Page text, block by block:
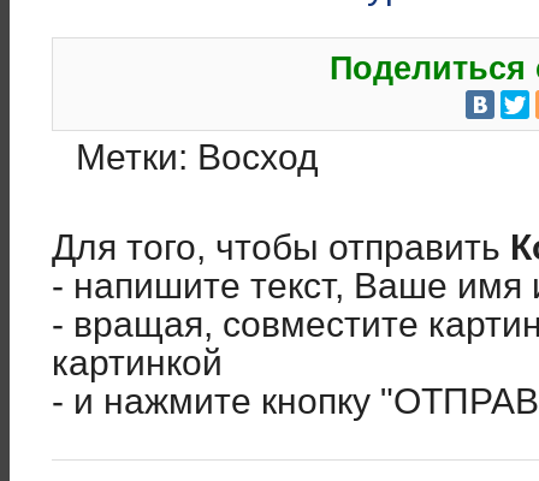
Поделиться
Метки: Восход
Для того, чтобы отправить
- напишите текст, Ваше имя
- вращая, совместите
картинкой
- и нажмите кнопку